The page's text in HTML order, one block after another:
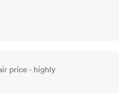
price - highly